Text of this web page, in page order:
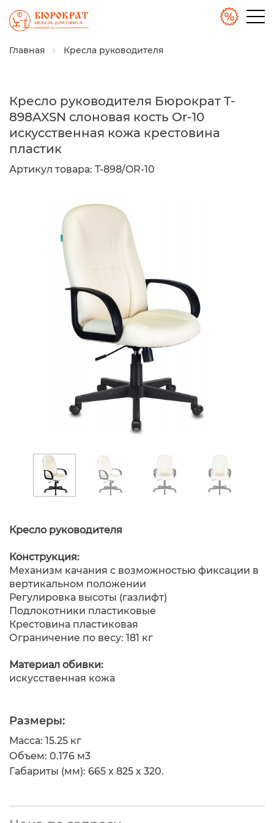
Главная Кресла руководителя
Кресло руководителя Бюрократ T-
898AXSN слоновая кость Or-10
искусственная кожа крестовина
пластик
Артикул товара: T-898/OR-10
Кресло руководителя
Конструкция:
Механизм качания с возможностью фиксации в
вертикальном положении
Регулировка высоты (газлифт)
Подлокотники пластиковые
Крестовина пластиковая
Ограничение по весу: 181 кг
Материал обивки:
искусственная кожа
Размеры:
Масса: 15.25 кг
Объем: 0.176 м3
Габариты (мм): 665 x 825 x 320.